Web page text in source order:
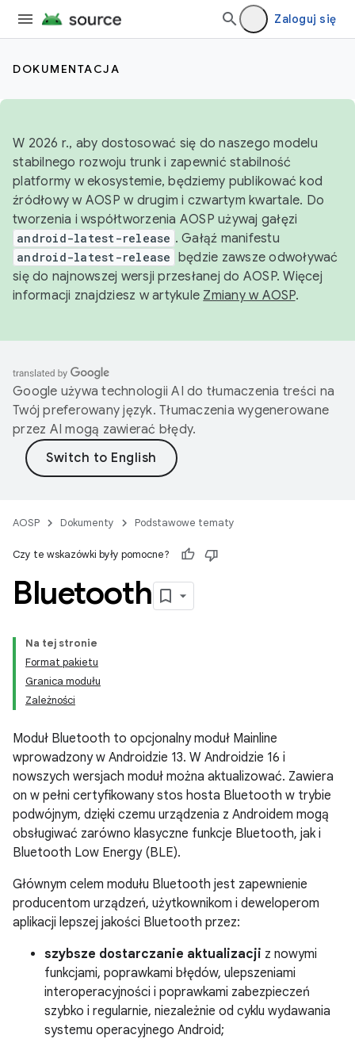
Zaloguj się
DOKUMENTACJA
W 2026 r., aby dostosować się do naszego modelu
stabilnego rozwoju trunk i zapewnić stabilność
platformy w ekosystemie, będziemy publikować kod
źródłowy w AOSP w drugim i czwartym kwartale. Do
tworzenia i współtworzenia AOSP używaj gałęzi
android-latest-release . Gałąź manifestu
android-latest-release będzie zawsze odwoływać
się do najnowszej wersji przesłanej do AOSP. Więcej
informacji znajdziesz w artykule Zmiany w AOSP.
Google używa technologii AI do tłumaczenia treści na
Twój preferowany język. Tłumaczenia wygenerowane
przez AI mogą zawierać błędy.
AOSP Dokumenty Podstawowe tematy
Czy te wskazówki były pomocne?
Bluetooth
Na tej stronie
Format pakietu
Granica modułu
Zależności
Moduł Bluetooth to opcjonalny moduł Mainline
wprowadzony w Androidzie 13. W Androidzie 16 i
nowszych wersjach moduł można aktualizować. Zawiera
on w pełni certyfikowany stos hosta Bluetooth w trybie
podwójnym, dzięki czemu urządzenia z Androidem mogą
obsługiwać zarówno klasyczne funkcje Bluetooth, jak i
Bluetooth Low Energy (BLE).
Głównym celem modułu Bluetooth jest zapewnienie
producentom urządzeń, użytkownikom i deweloperom
aplikacji lepszej jakości Bluetooth przez:
szybsze dostarczanie aktualizacji z nowymi
funkcjami, poprawkami błędów, ulepszeniami
interoperacyjności i poprawkami zabezpieczeń
szybko i regularnie, niezależnie od cyklu wydawania
systemu operacyjnego Android;